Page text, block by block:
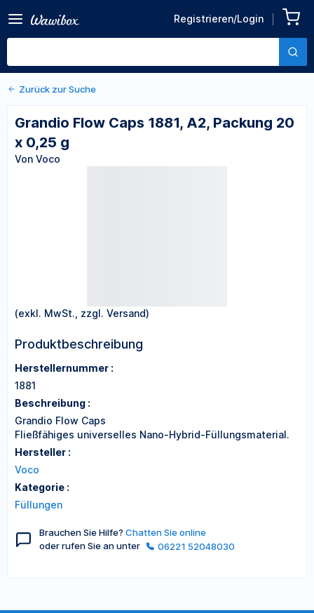
Registrieren/Login
Packung 20 x 0,25 g
Von Voco
Zurück zu den Produktdetails
Zurück zur Suche
Grandio Flow Caps 1881, A2, Packung 20
x 0,25 g
Von Voco
(exkl. MwSt., zzgl. Versand)
Produktbeschreibung
Herstellernummer :
1881
Beschreibung :
Grandio Flow Caps
Fließfähiges universelles Nano-Hybrid-Füllungsmaterial.
Hersteller :
Voco
Kategorie :
Füllungen
Brauchen Sie Hilfe? Chatten Sie online
oder rufen Sie an unter
06221 52048030